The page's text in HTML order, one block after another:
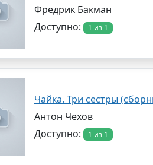
Фредрик Бакман
Доступно:
1 из 1
Чайка. Три сестры
Антон Чехов
Доступно:
1 из 1